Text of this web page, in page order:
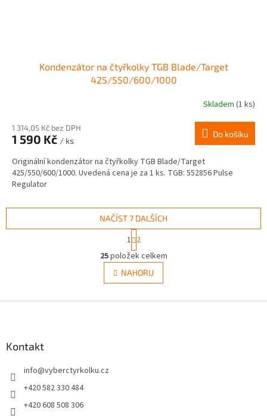
Kondenzátor na čtyřkolky TGB Blade/Target
425/550/600/1000
Skladem (1 ks)
1 314,05 Kč bez DPH
1 590 Kč / ks
Do košíku
Originální kondenzátor na čtyřkolky TGB Blade/Target
425/550/600/1000. Uvedená cena je za 1 ks. TGB: 552856 Pulse
Regulator
O
v
l
á
NAČÍST 7 DALŠÍCH
t
r
á
n
k
v
1 2
25položek celkem
NAHORU
Kontakt
info@vyberctyrkolku.cz
+420 582 330 484
+420 608 508 306